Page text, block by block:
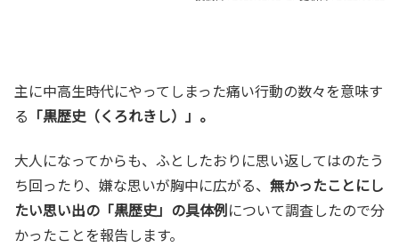
主に中高生時代にやってしまった痛い行動の数々を意味す
る 「黒歴史（くろれきし）」。
大人になってからも、ふとしたおりに思い返してはのたう
ち回ったり、嫌な思いが胸中に広がる、 無かったことにし
たい思い出の「黒歴史」の具体例について調査したので分
かったことを報告します。